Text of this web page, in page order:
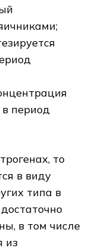
в период
то
в виду
типа в
в том числе
из